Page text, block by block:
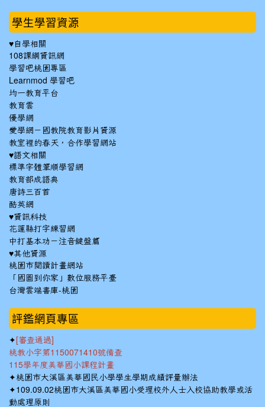
學生學習資源
♥自學相關
108課綱資訊網
學習吧桃園專區
Learnmod 學習吧
均一教育平台
教育雲
優學網
愛學網－國教院教育影片資源
教室裡的春天，合作學習網站
♥語文相關
標準字體筆順學習網
教育部成語典
唐詩三百首
酷英網
♥資訊科技
花蓮縣打字練習網
中打基本功－注音鍵盤篇
♥其他資源
桃園市閱讀計畫網站
「國圖到你家」數位服務平臺
台灣雲端書庫-桃園
::: 評鑑網頁專區
✦ [審查通過]
桃教小字第1150071410號備查
115學年度美華國小課程計畫
✦桃園市大溪區美華國民小學學生學期成績評量辦法
✦109.09.02桃園市大溪區美華國小受理校外人士入校協助教學或活
動處理原則